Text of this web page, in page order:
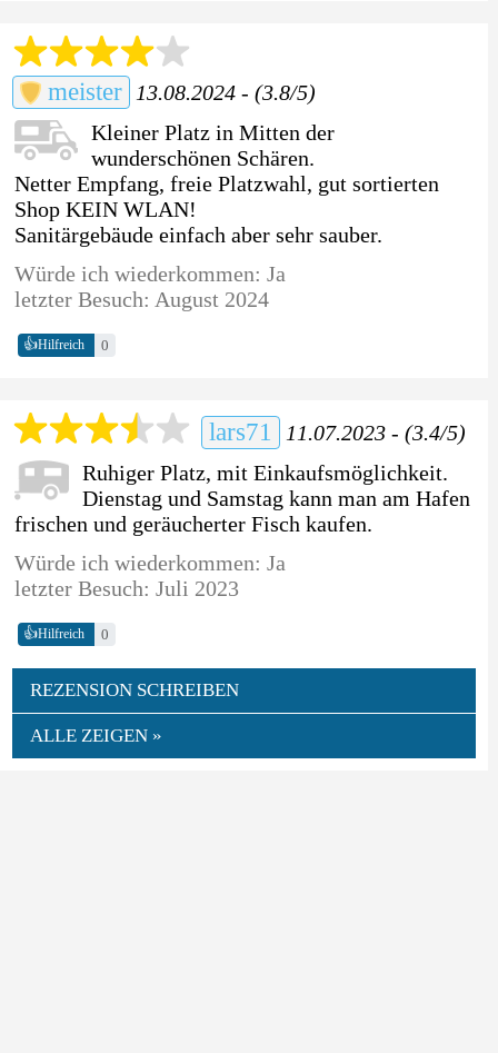
meister
13.08.2024 - (3.8/5)
Kleiner Platz in Mitten der
wunderschönen Schären.
Netter Empfang, freie Platzwahl, gut sortierten
Shop KEIN WLAN!
Sanitärgebäude einfach aber sehr sauber.
Würde ich wiederkommen: Ja
letzter Besuch: August 2024
👍Hilfreich 0
lars71
11.07.2023 - (3.4/5)
Ruhiger Platz, mit Einkaufsmöglichkeit.
Dienstag und Samstag kann man am Hafen
frischen und geräucherter Fisch kaufen.
Würde ich wiederkommen: Ja
letzter Besuch: Juli 2023
👍Hilfreich 0
REZENSION SCHREIBEN
ALLE ZEIGEN »